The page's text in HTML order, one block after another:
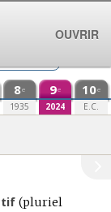
8e
1935
9e
2024
10e
E.C.
(pluriel
OUVRIR